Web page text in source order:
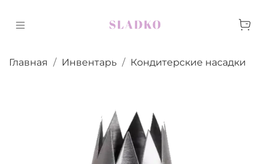
Главная Инвентарь Кондитерские насадки